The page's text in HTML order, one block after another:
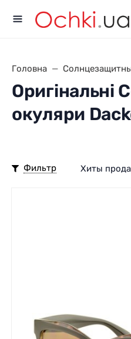
Головна
Оригінальні
окуляри
Фильтр Хиты